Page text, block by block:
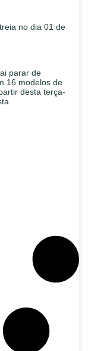
no dia 01 de
parar de
16 modelos de
desta terça-